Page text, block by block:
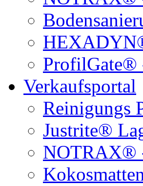
ProfilGate®
Verkaufsportal
Reinigungs
Justrite®
NOTRAX®